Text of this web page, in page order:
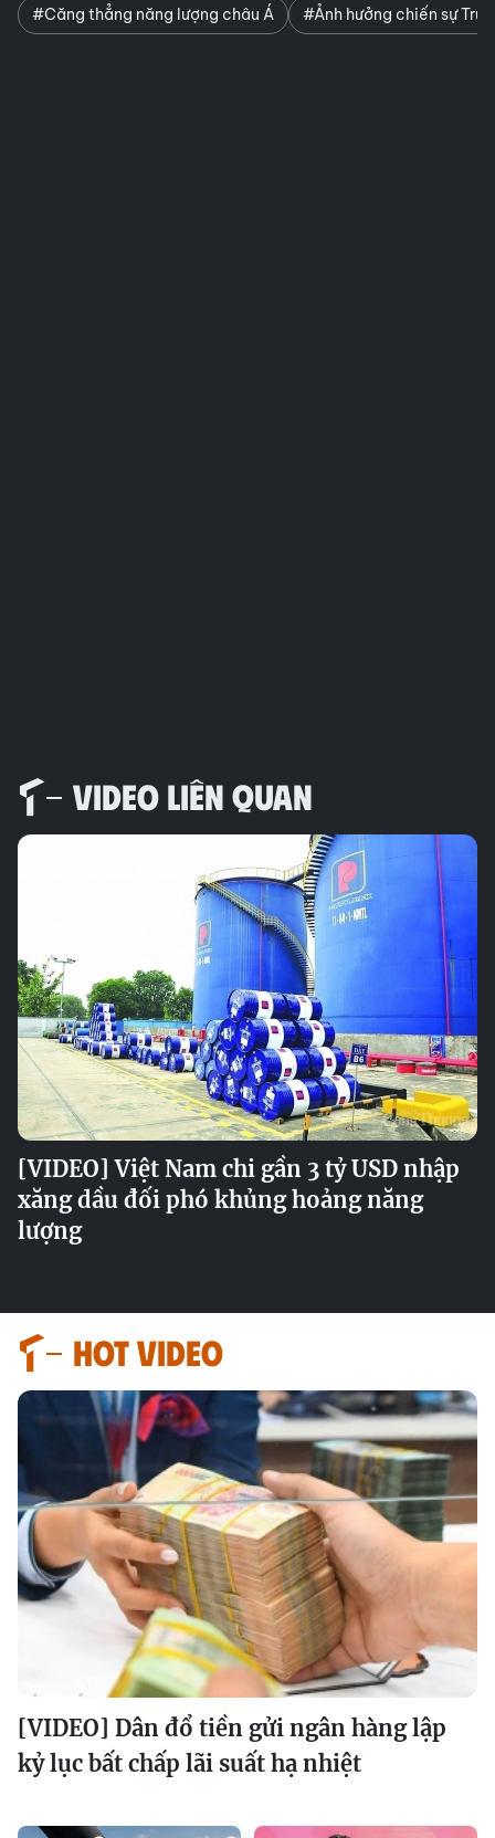
#Căng thẳng năng lượng châu Á #Ảnh hưởng chiến sự
VIDEO LIÊN QUAN
[VIDEO] Việt Nam chi gần 3 tỷ USD nhập
xăng dầu đối phó khủng hoảng năng
lượng
HOT VIDEO
[VIDEO] Dân đổ tiền gửi ngân hàng lập
kỷ lục bất chấp lãi suất hạ nhiệt